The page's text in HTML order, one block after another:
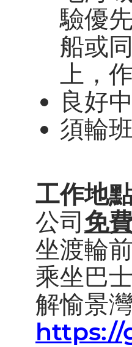
驗優
船或
上，
良好
須輪
工作地
公司 免
坐渡輪
乘坐巴
解愉景
https://